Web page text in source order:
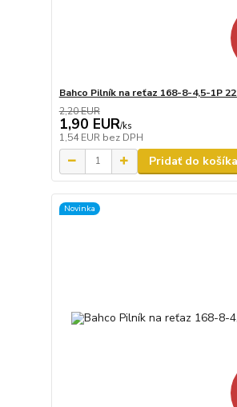
Bahco Pilník na reťaz 168-8-4,5-1P
2,20 EUR
1,90 EUR/ks
1,54 EUR bez DPH
Pridať do košíka
Novinka